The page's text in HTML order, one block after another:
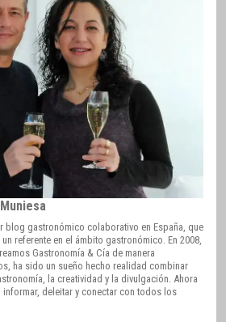
blog gastronómico colaborativo en España, que
referente en el ámbito gastronómico. En 2008,
Gastronomía & Cía de manera
ha sido un sueño hecho realidad combinar
la creatividad y la divulgación. Ahora
deleitar y conectar con todos los